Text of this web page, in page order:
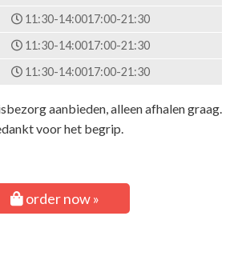
11:30-14:0017:00-21:30
11:30-14:0017:00-21:30
11:30-14:0017:00-21:30
aanbieden, alleen afhalen graag.
voor het begrip.
order now »